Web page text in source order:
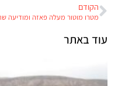
הקודם
עוד באתר